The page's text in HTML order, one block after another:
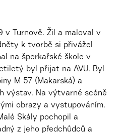
v Turnově. Žil a maloval v
k tvorbě si přivážel
na šperkařské škole v
byl přijat na AVU. Byl
M 57 (Makarská) a
výstav. Na výtvarné scéně
obrazy a vystupováním.
Skály pochopil a
z jeho předchůdců a